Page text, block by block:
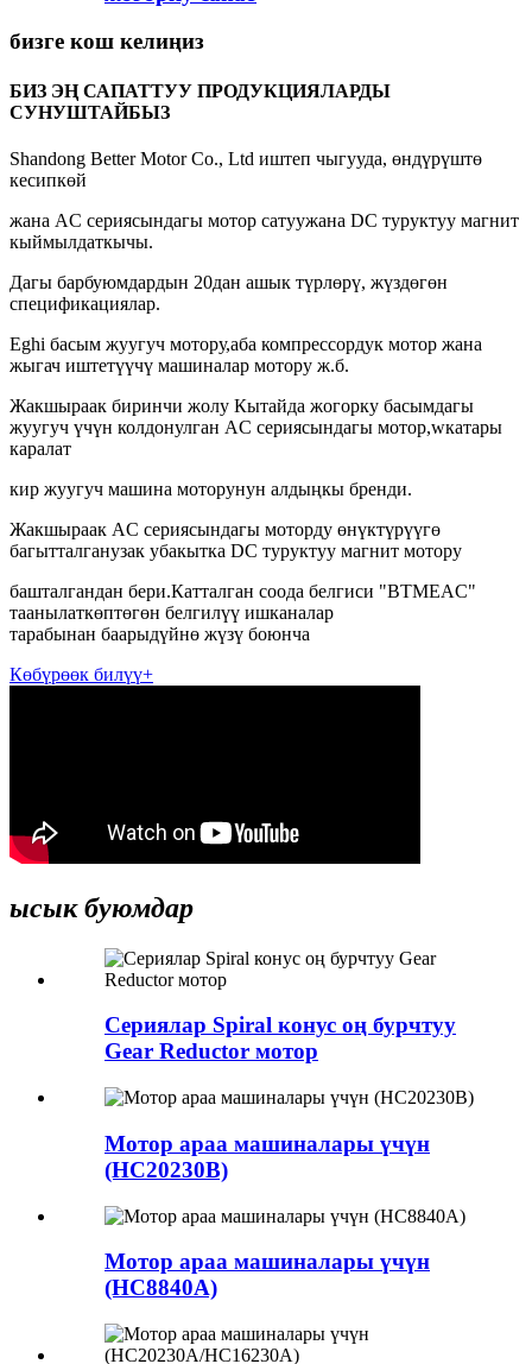
бизге кош келиңиз
БИЗ ЭҢ САПАТТУУ ПРОДУКЦИЯЛАРДЫ
СУНУШТАЙБЫЗ
Shandong Better Motor Co., Ltd иштеп чыгууда, өндүрүштө
кесипкөй
жана AC сериясындагы мотор сатуужана DC туруктуу магнит
кыймылдаткычы.
Дагы барбуюмдардын 20дан ашык түрлөрү, жүздөгөн
спецификациялар.
Eghi басым жуугуч мотору,аба компрессордук мотор жана
жыгач иштетүүчү машиналар мотору ж.б.
Жакшыраак биринчи жолу Кытайда жогорку басымдагы
жуугуч үчүн колдонулган AC сериясындагы мотор,wкатары
каралат
кир жуугуч машина моторунун алдыңкы бренди.
Жакшыраак AC сериясындагы моторду өнүктүрүүгө
багытталганузак убакытка DC туруктуу магнит мотору
башталгандан бери.Катталган соода белгиси "BTMEAC"
таанылаткөптөгөн белгилүү ишканалар
тарабынан баарыдүйнө жүзү боюнча
Көбүрөөк билүү+
ысык буюмдар
Сериялар Spiral конус оң бурчтуу
Gear Reductor мотор
Мотор араа машиналары үчүн
(HC20230B)
Мотор араа машиналары үчүн
(HC8840A)